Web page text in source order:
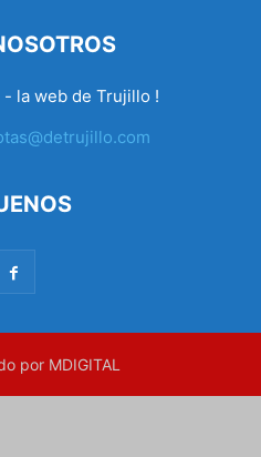
- la web de Trujillo !
por MDIGITAL